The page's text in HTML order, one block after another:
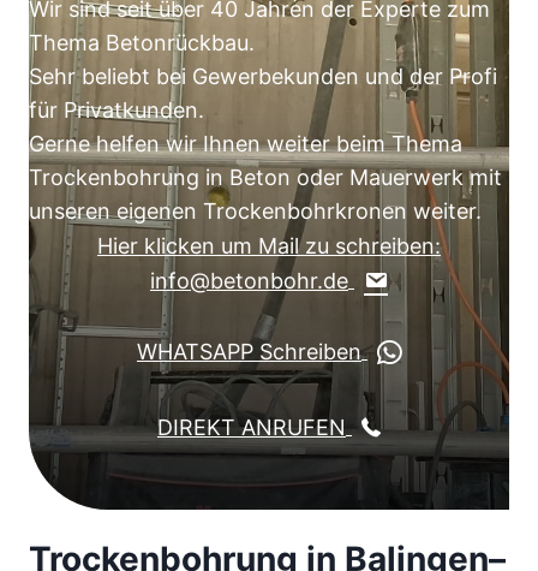
Wir sind seit über 40 Jahren der Experte zum
Thema Betonrückbau.
Sehr beliebt bei Gewerbekunden und der Profi
für Privatkunden.
Gerne helfen wir Ihnen weiter beim Thema
Trockenbohrung in Beton oder Mauerwerk mit
unseren eigenen Trockenbohrkronen weiter.
Hier klicken um Mail zu schreiben:
info@betonbohr.de
WHATSAPP Schreiben
DIREKT ANRUFEN
Trockenbohrung in Balingen–